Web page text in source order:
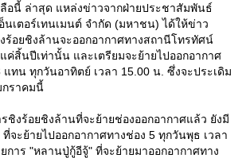
อนี้ ล่าสุด แหล่งข่าวจากฝ่ายประชาสัมพันธ์
นเตอร์เทนเมนต์ จำกัด (มหาชน) ได้ให้ข่าว
อยชิงล้านจะออกอากาศทางสถานีโทรทัศน์
ค่สิ้นปีเท่านั้น และเตรียมจะย้ายไปออกอากาศ
แทน ทุกวันอาทิตย์ เวลา 15.00 น. ซึ่งจะประเดิม
กราคมนี้
งร้อยชิงล้านที่จะย้ายช่องออกอากาศแล้ว ยังมี
จะย้ายไปออกอากาศทางช่อง 5 ทุกวันพุธ เวลา
การ "หลานปู่กู้อีจู้" ที่จะย้ายมาออกอากาศทาง